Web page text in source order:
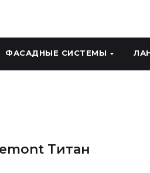
ФАСАДНЫЕ СИСТЕМЫ
Титан